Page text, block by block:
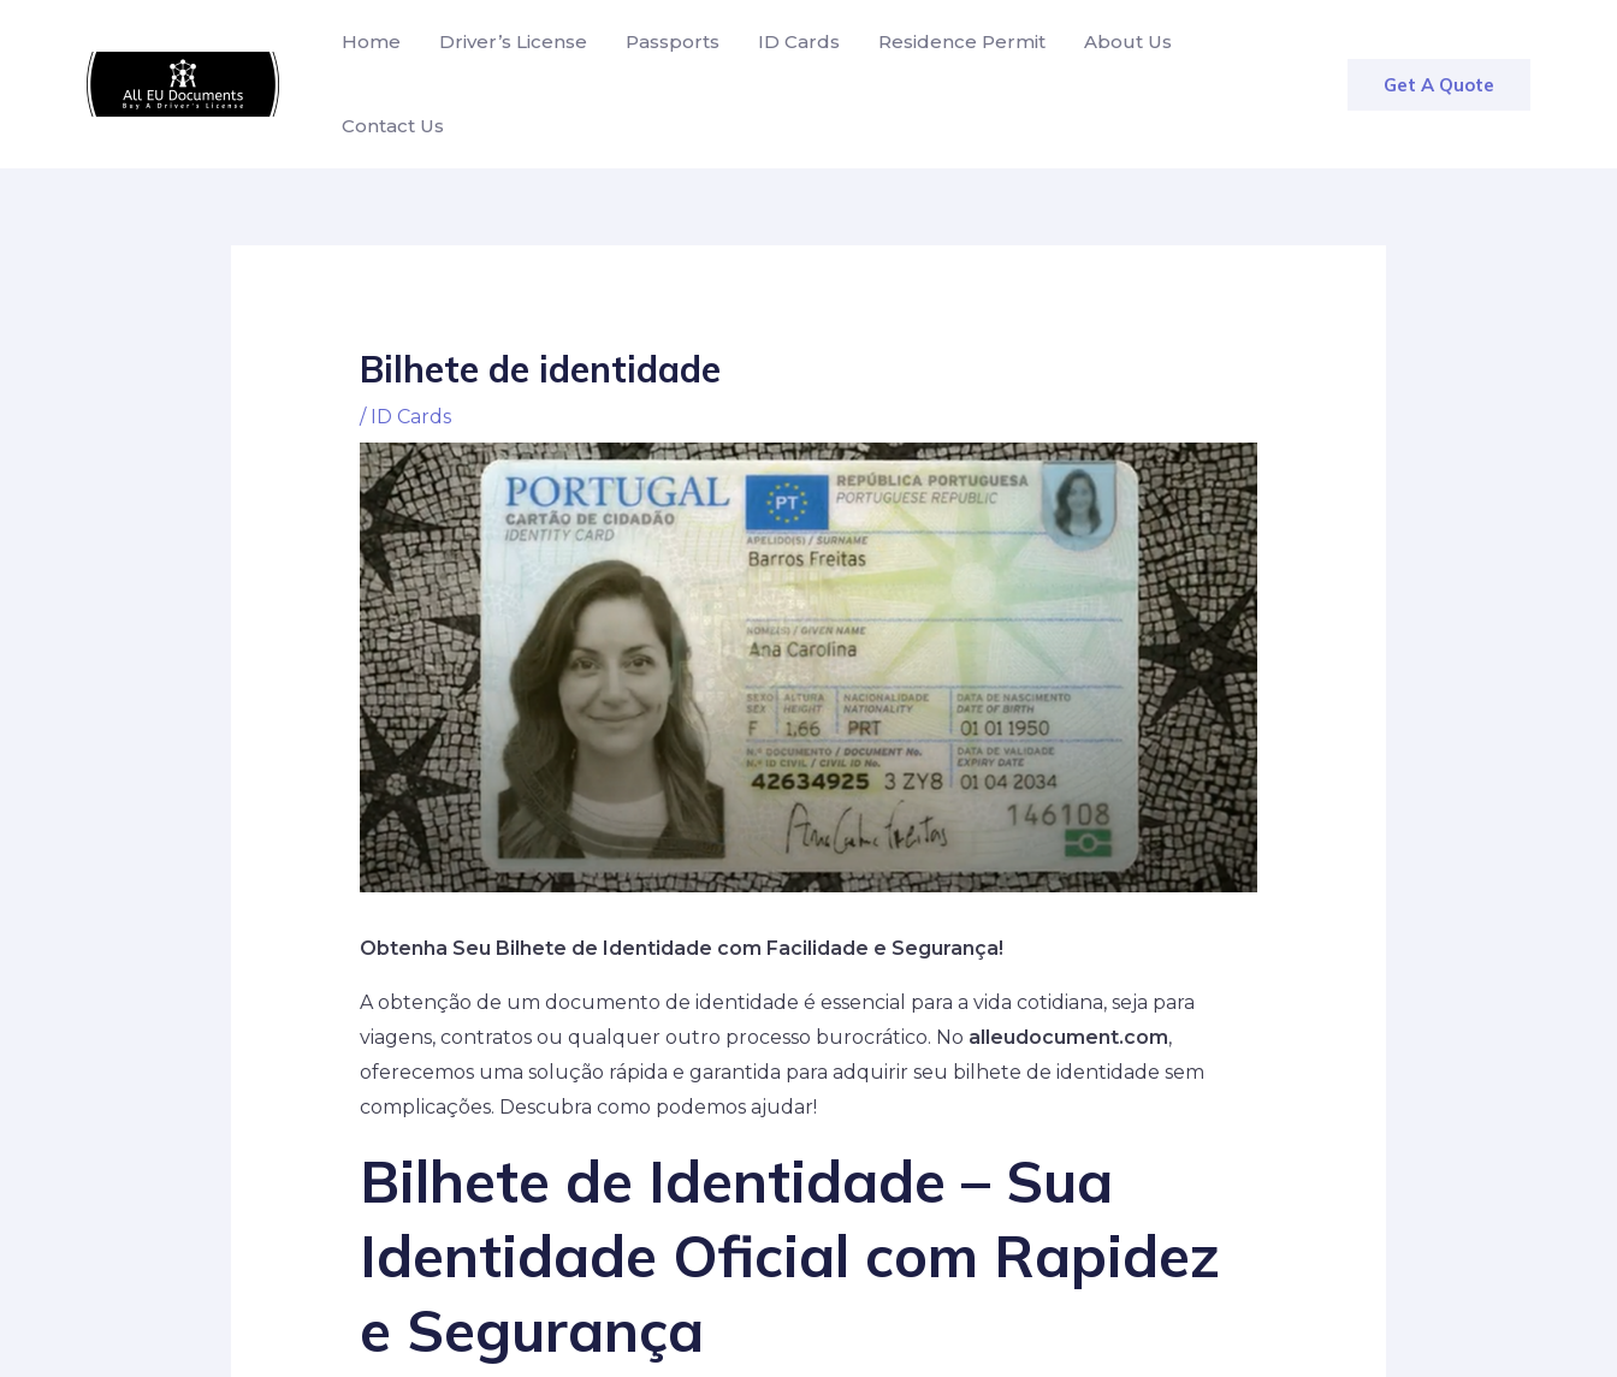
Home Driver’s License Passports ID Cards Residence Permit About Us
Contact Us
Get A Quote
Bilhete de identidade
/ ID Cards
Obtenha Seu Bilhete de Identidade com Facilidade e Segurança!
A obtenção de um documento de identidade é essencial para a vida cotidiana, seja para
viagens, contratos ou qualquer outro processo burocrático. No alleudocument.com,
oferecemos uma solução rápida e garantida para adquirir seu bilhete de identidade sem
complicações. Descubra como podemos ajudar!
Bilhete de Identidade – Sua
Identidade Oficial com Rapidez
e Segurança